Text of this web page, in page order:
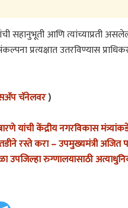
सहानुभूती आणि त्यांच्याप्रती
प्रत्यक्षात उतरविण्यास
चॅनेलवर)
यांची केंद्रीय नगरविकास
रस्ते करा – उपमुख्यमंत्री अजित
उपजिल्हा रुग्णालयासाठी